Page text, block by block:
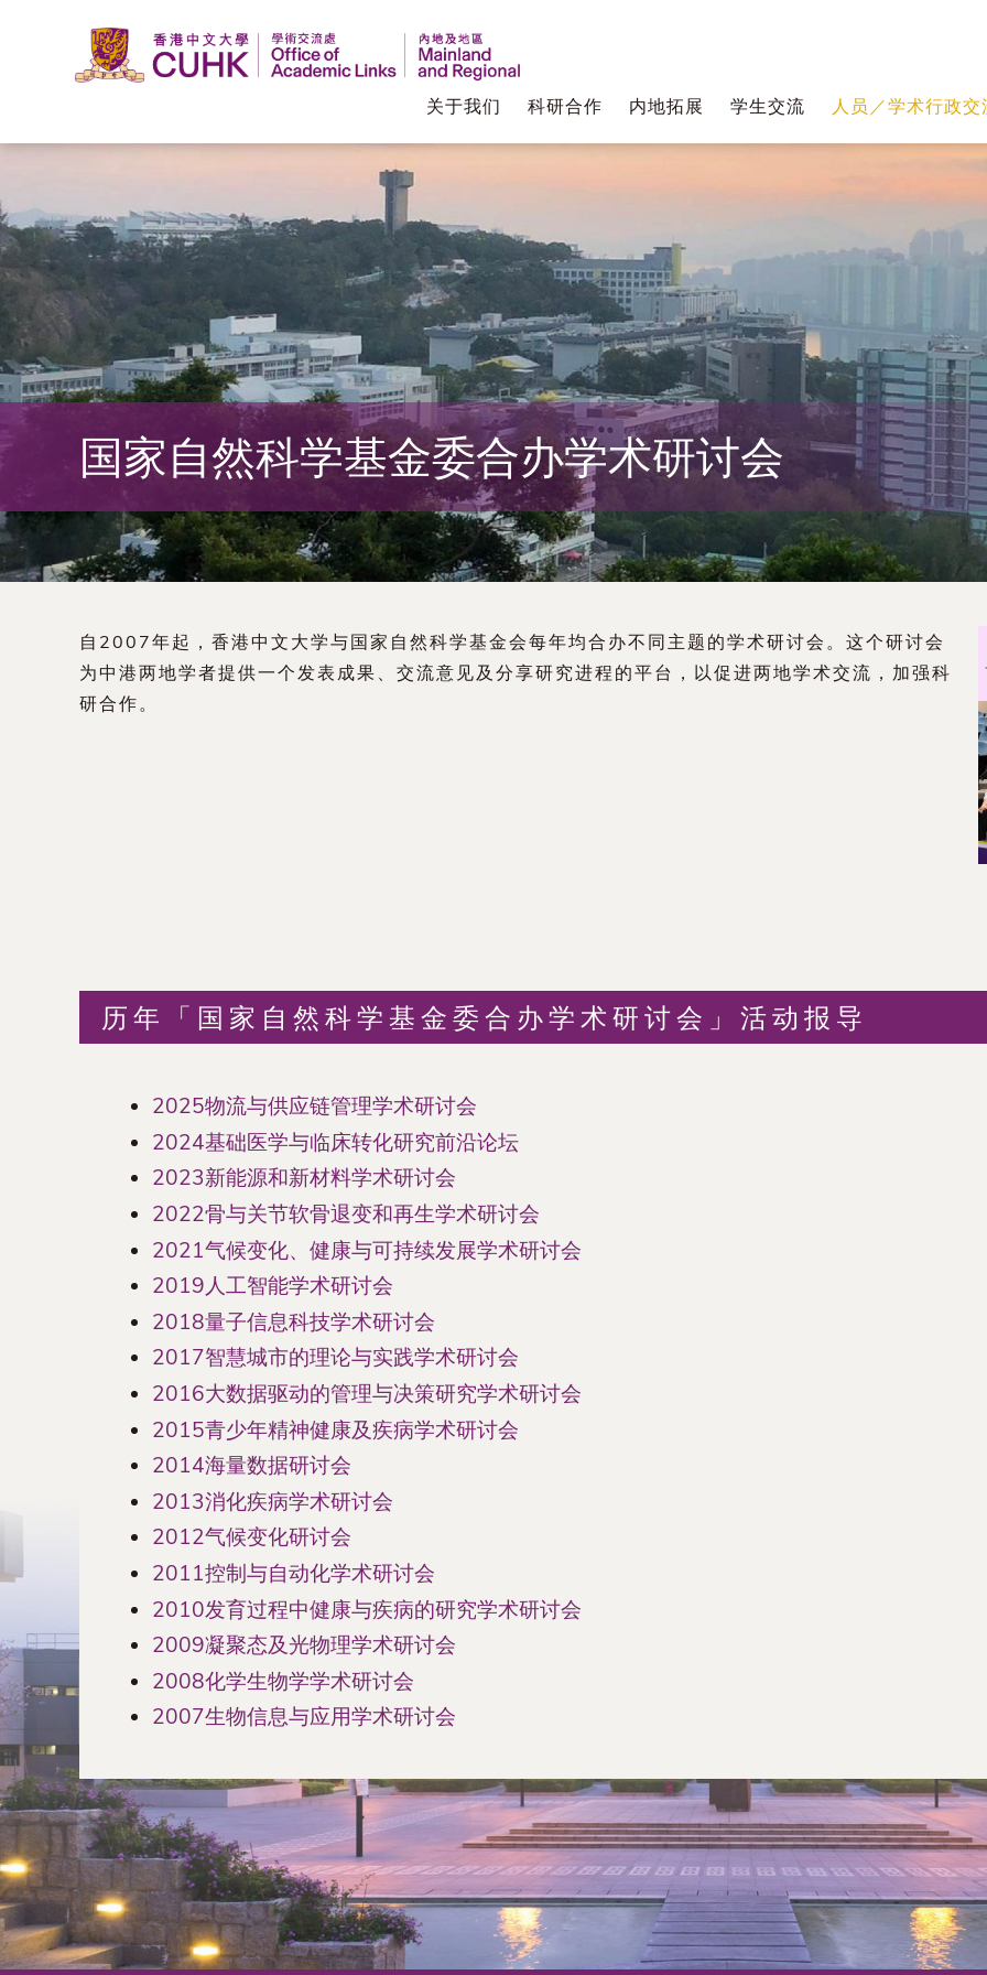
关于我们 科研合作 内地拓展 学生交流 人员／学术行政交
香
港
中
文
大
学
学
术
交
国家自然科学基金委合办学术研讨会
自2007年起，香港中文大学与国家自然科学基金会每年均合办不同主题的学术研讨会。这个研讨会
为中港两地学者提供一个发表成果、交流意见及分享研究进程的平台，以促进两地学术交流，加强科
研合作。
历年「国家自然科学基金委合办学术研讨会」活动报导
2025物流与供应链管理学术研讨会
2024基础医学与临床转化研究前沿论坛
2023新能源和新材料学术研讨会
2022骨与关节软骨退变和再生学术研讨会
2021气候变化、健康与可持续发展学术研讨会
2019人工智能学术研讨会
2018量子信息科技学术研讨会
2017智慧城市的理论与实践学术研讨会
2016大数据驱动的管理与决策研究学术研讨会
2015青少年精神健康及疾病学术研讨会
2014海量数据研讨会
2013消化疾病学术研讨会
2012气候变化研讨会
2011控制与自动化学术研讨会
2010发育过程中健康与疾病的研究学术研讨会
2009凝聚态及光物理学术研讨会
2008化学生物学学术研讨会
2007生物信息与应用学术研讨会